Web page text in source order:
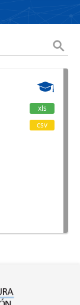
xls
csv